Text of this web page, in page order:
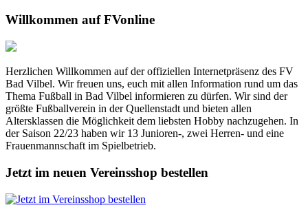
Willkommen auf FVonline
Herzlichen Willkommen auf der offiziellen Internetpräsenz des FV
Bad Vilbel. Wir freuen uns, euch mit allen Information rund um das
Thema Fußball in Bad Vilbel informieren zu dürfen. Wir sind der
größte Fußballverein in der Quellenstadt und bieten allen
Altersklassen die Möglichkeit dem liebsten Hobby nachzugehen. In
der Saison 22/23 haben wir 13 Junioren-, zwei Herren- und eine
Frauenmannschaft im Spielbetrieb.
Jetzt im neuen Vereinsshop bestellen